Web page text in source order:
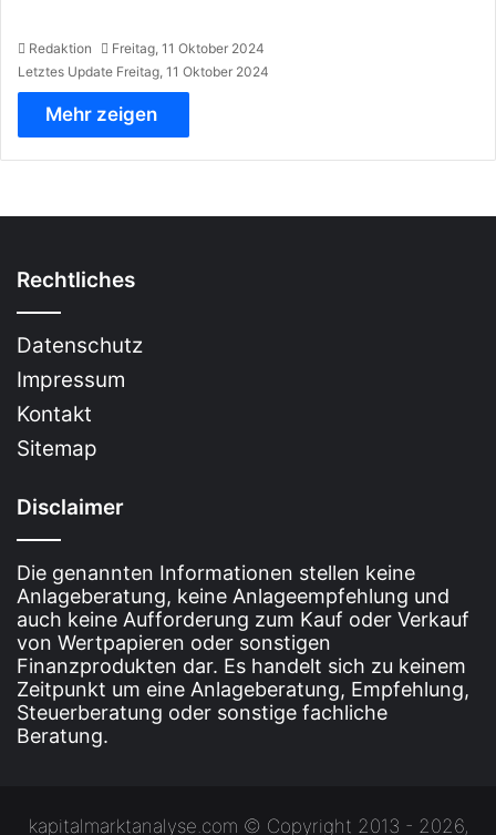
Redaktion
Freitag, 11 Oktober 2024
Letztes Update Freitag, 11 Oktober 2024
Mehr zeigen
Rechtliches
Datenschutz
Impressum
Kontakt
Sitemap
Disclaimer
Die genannten Informationen stellen keine
Anlageberatung, keine Anlageempfehlung und
auch keine Aufforderung zum Kauf oder Verkauf
von Wertpapieren oder sonstigen
Finanzprodukten dar. Es handelt sich zu keinem
Zeitpunkt um eine Anlageberatung, Empfehlung,
Steuerberatung oder sonstige fachliche
Beratung.
kapitalmarktanalyse.com © Copyright 2013 - 2026,